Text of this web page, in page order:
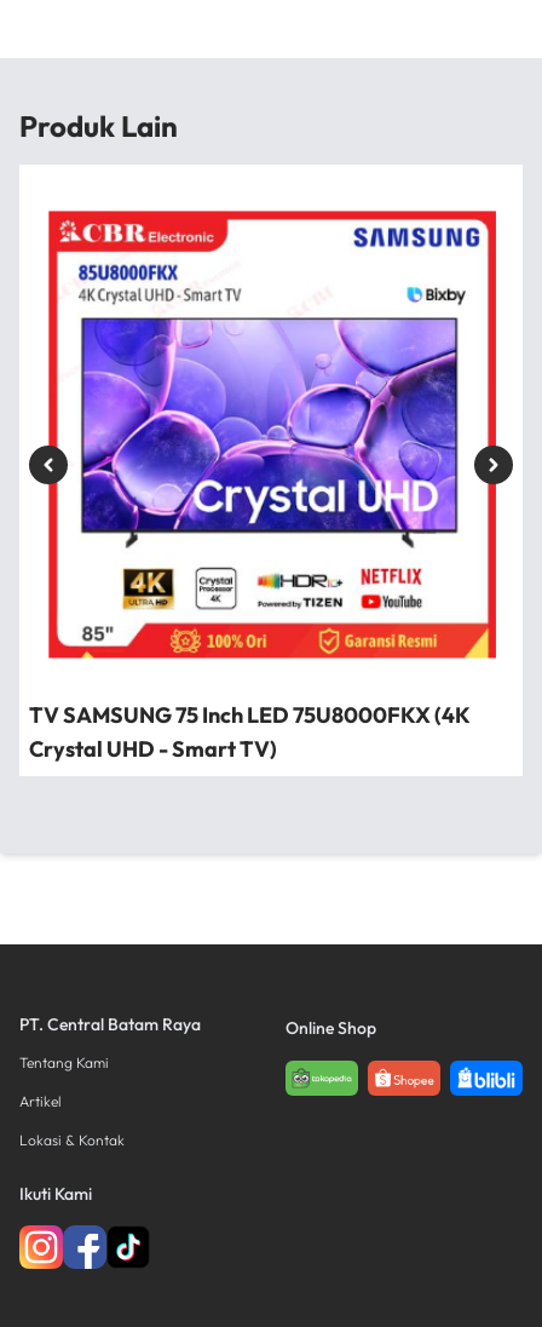
Produk Lain
TV SAMSUNG 75 Inch LED 75U8000FKX (4K
Crystal UHD - Smart TV)
PT. Central Batam Raya
Tentang Kami
Artikel
Lokasi & Kontak
Online Shop
Ikuti Kami